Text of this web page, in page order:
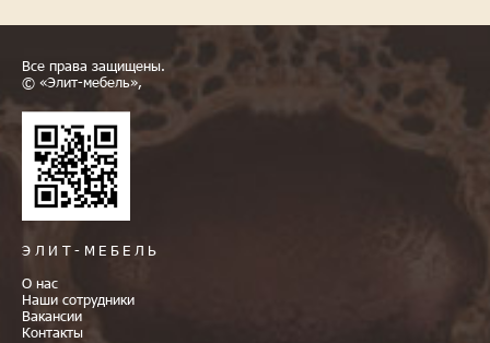
Все права защищены.
© «Элит-мебель»,
ЭЛИТ-МЕБЕЛЬ
О нас
Наши сотрудники
Вакансии
Контакты